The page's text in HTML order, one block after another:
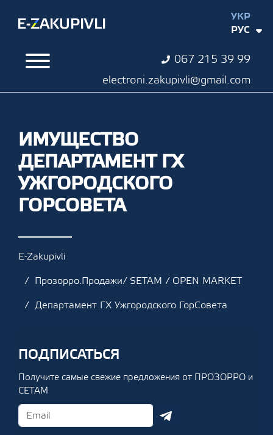
067 215 39 99
electroni.zakupivli@gmail.com
УКР
РУС
ИМУЩЕСТВО
ДЕПАРТАМЕНТ ГХ
УЖГОРОДСКОГО
ГОРСОВЕТА
E-Zakupivli
Прозорро.Продажи/ SETAM / OPEN MARKET
Департамент ГХ Ужгородского ГорСовета
ПОДПИСАТЬСЯ
Получите самые свежие предложения от ПРОЗОРРО и
СЕТАМ